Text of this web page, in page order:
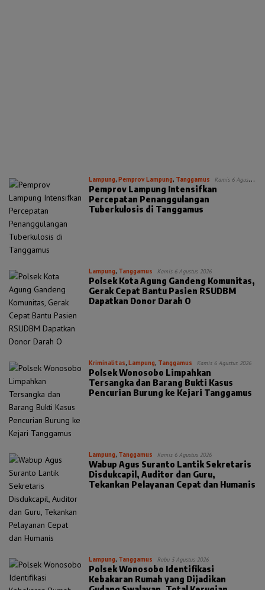
Lampung,Pemprov Lampung, Tanggamus
Kamis 6 Agustus
2026
Pemprov Lampung Intensifkan
Percepatan Penanggulangan
Tuberkulosis di Tanggamus
Lampung, Tanggamus Kamis 6 Agustus 2026
Polsek Kota Agung Gandeng Komunitas,
Gerak Cepat Bantu Pasien RSUDBM
Dapatkan Donor Darah O
Kriminalitas,Lampung, Tanggamus Kamis 6 Agustus 2026
Polsek Wonosobo Limpahkan
Tersangka dan Barang Bukti Kasus
Pencurian Burung ke Kejari Tanggamus
Lampung, Tanggamus Kamis 6 Agustus 2026
Wabup Agus Suranto Lantik Sekretaris
Disdukcapil, Auditor dan Guru,
Tekankan Pelayanan Cepat dan Humanis
Lampung, Tanggamus Rabu 5 Agustus 2026
Polsek Wonosobo Identifikasi
Kebakaran Rumah yang Dijadikan